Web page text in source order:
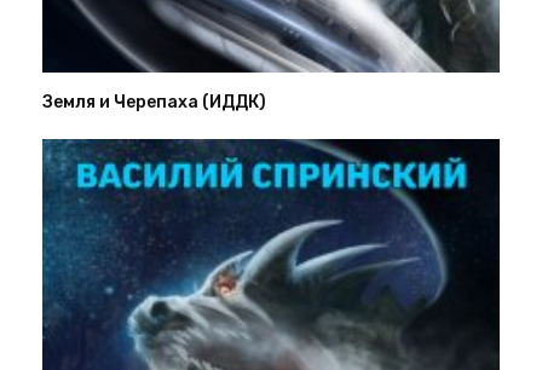
Земля и Черепаха (ИДДК)